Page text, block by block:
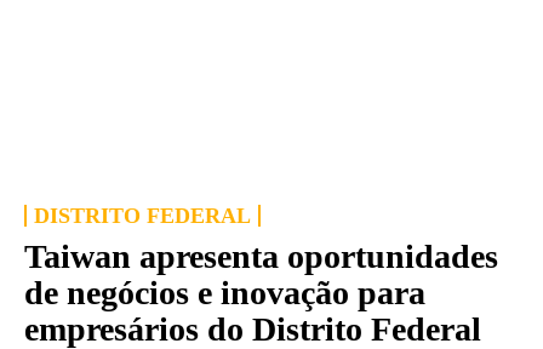
DISTRITO FEDERAL
Taiwan apresenta oportunidades
de negócios e inovação para
empresários do Distrito Federal